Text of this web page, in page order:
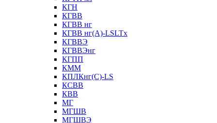
КГН
КГВВ
КГВВ нг
КГВВ нг(А)-LSLTx
КГВВЭ
КГВВЭнг
КГПП
КММ
КПЛКнг(C)-LS
КСВВ
КВВ
МГ
МГШВ
МГШВЭ